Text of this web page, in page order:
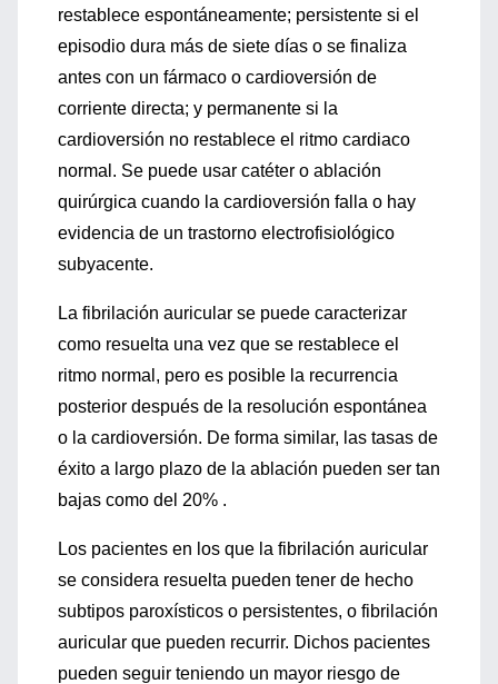
restablece espontáneamente; persistente si el
episodio dura más de siete días o se finaliza
antes con un fármaco o cardioversión de
corriente directa; y permanente si la
cardioversión no restablece el ritmo cardiaco
normal. Se puede usar catéter o ablación
quirúrgica cuando la cardioversión falla o hay
evidencia de un trastorno electrofisiológico
subyacente.
La fibrilación auricular se puede caracterizar
como resuelta una vez que se restablece el
ritmo normal, pero es posible la recurrencia
posterior después de la resolución espontánea
o la cardioversión. De forma similar, las tasas de
éxito a largo plazo de la ablación pueden ser tan
bajas como del 20% .
Los pacientes en los que la fibrilación auricular
se considera resuelta pueden tener de hecho
subtipos paroxísticos o persistentes, o fibrilación
auricular que pueden recurrir. Dichos pacientes
pueden seguir teniendo un mayor riesgo de